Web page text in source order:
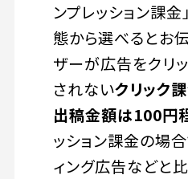
ンプレッション課
態から選べるとお
ザーが広告をクリ
されないクリック
出稿金額は100円
ッション課金の場
ィング広告などと